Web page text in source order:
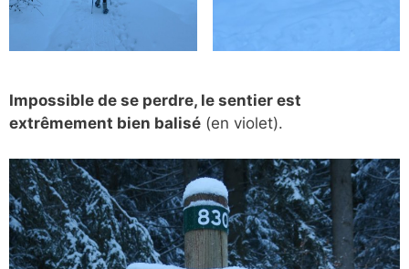
Impossible de se perdre, le sentier est
extrêmement bien balisé (en violet).